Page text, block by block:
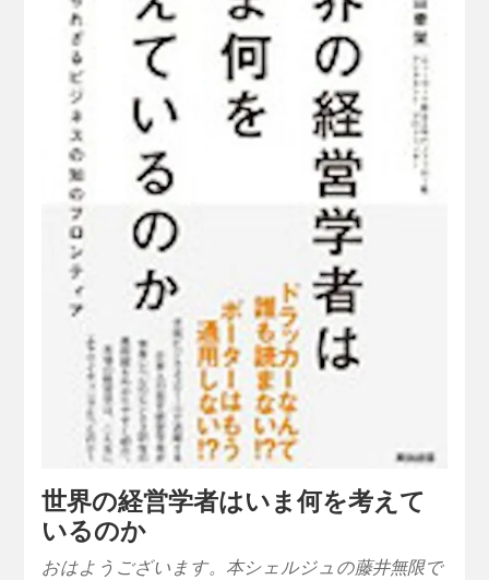
世界の経営学者はいま何を考えて
いるのか
おはようございます。本シェルジュの藤井無限で